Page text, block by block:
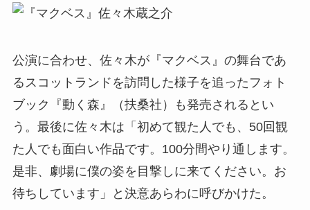
公演に合わせ、佐々木が『マクベス』の舞台であ
るスコットランドを訪問した様子を追ったフォト
ブック『動く森』（扶桑社）も発売されるとい
う。最後に佐々木は「初めて観た人でも、50回観
た人でも面白い作品です。100分間やり通します。
是非、劇場に僕の姿を目撃しに来てください。お
待ちしています」と決意あらわに呼びかけた。